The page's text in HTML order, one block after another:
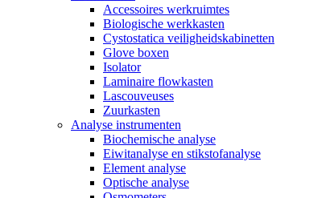
Accessoires werkruimtes
Biologische werkkasten
Cystostatica veiligheidskabinetten
Glove boxen
Isolator
Laminaire flowkasten
Lascouveuses
Zuurkasten
Analyse instrumenten
Biochemische analyse
Eiwitanalyse en stikstofanalyse
Element analyse
Optische analyse